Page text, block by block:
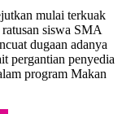
mulai terkuak
siswa SMA
dugaan adanya
pergantian penyedia
program Makan